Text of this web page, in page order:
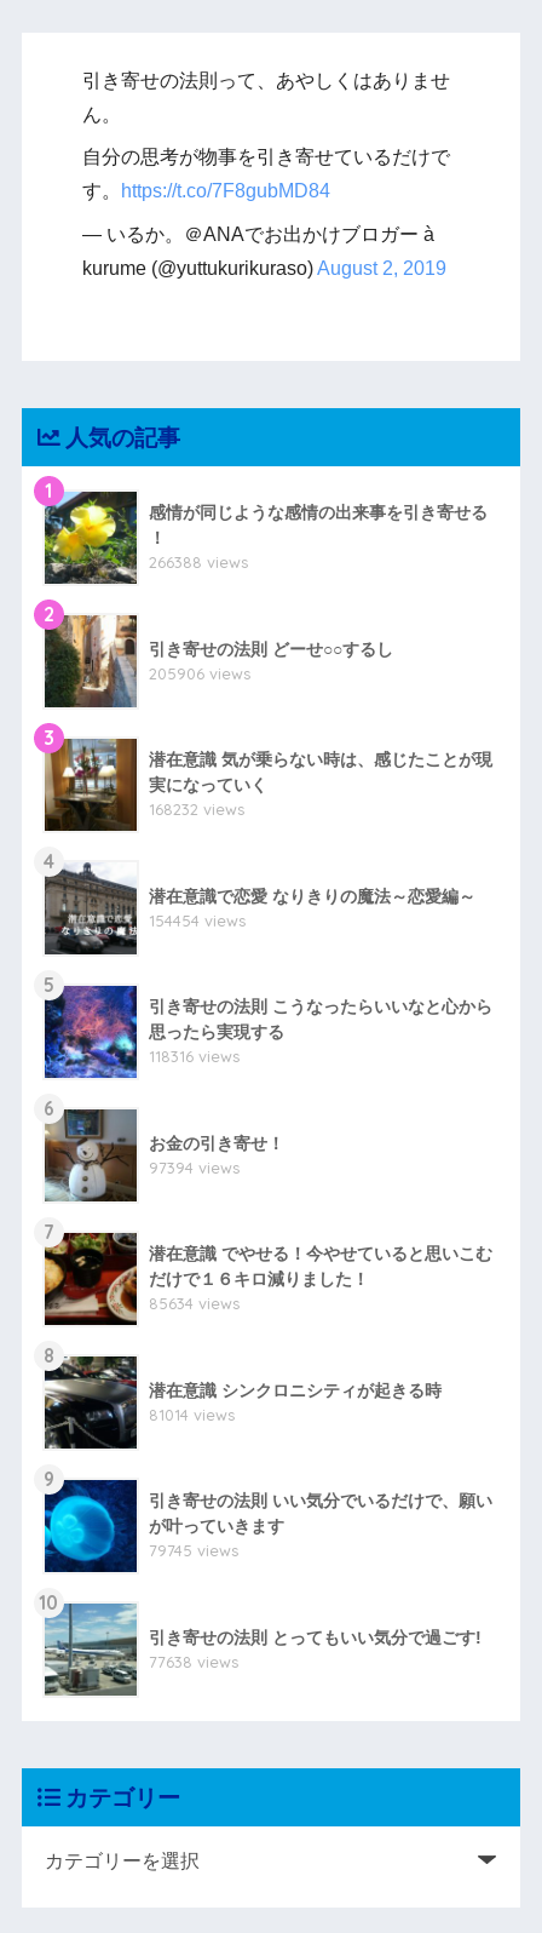
引き寄せの法則って、あやしくはありませ
ん。
自分の思考が物事を引き寄せているだけで
す。
https://t.co/7F8gubMD84
— いるか。＠ANAでお出かけブロガー à
kurume (@yuttukurikuraso)August 2, 2019
人気の記事
1
感情が同じような感情の出来事を引き寄せる
！
266388 views
2
引き寄せの法則 どーせ○○するし
205906 views
3
潜在意識 気が乗らない時は、感じたことが現
実になっていく
168232 views
4
潜在意識で恋愛 なりきりの魔法～恋愛編～
154454 views
5
引き寄せの法則 こうなったらいいなと心から
思ったら実現する
118316 views
6
お金の引き寄せ！
97394 views
7
潜在意識 でやせる！今やせていると思いこむ
だけで１６キロ減りました！
85634 views
8
潜在意識 シンクロニシティが起きる時
81014 views
9
引き寄せの法則 いい気分でいるだけで、願い
が叶っていきます
79745 views
10
引き寄せの法則 とってもいい気分で過ごす!
77638 views
カテゴリー